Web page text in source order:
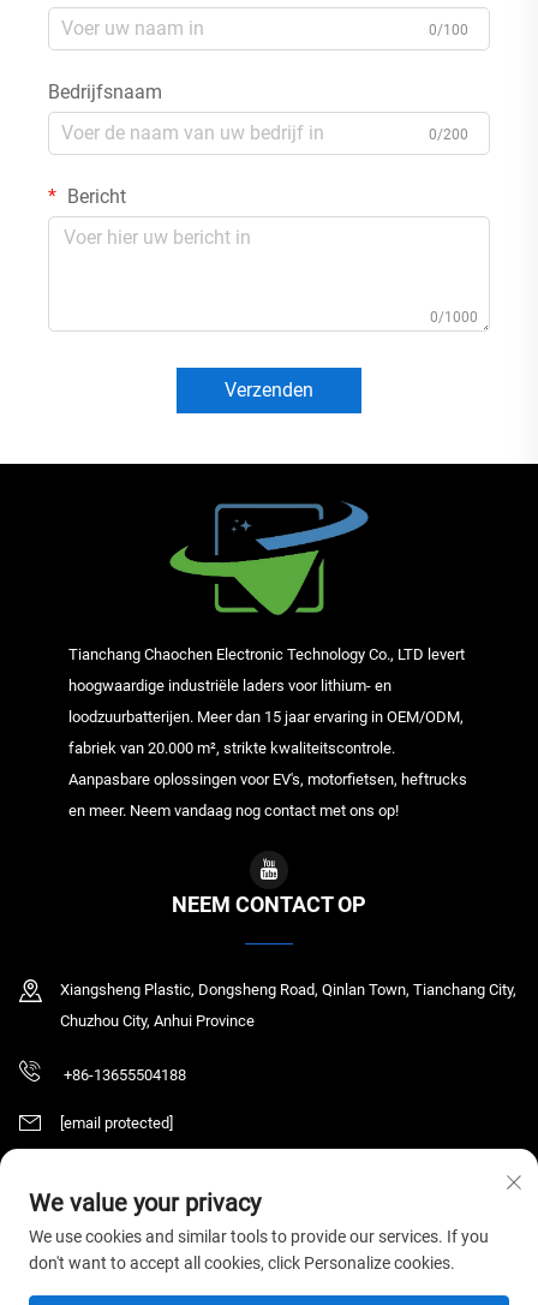
0/100
Bedrijfsnaam
0/200
Bericht
0/1000
Verzenden
Tianchang Chaochen Electronic Technology Co., LTD levert
hoogwaardige industriële laders voor lithium- en
loodzuurbatterijen. Meer dan 15 jaar ervaring in OEM/ODM,
fabriek van 20.000 m², strikte kwaliteitscontrole.
Aanpasbare oplossingen voor EV's, motorfietsen, heftrucks
en meer. Neem vandaag nog contact met ons op!
NEEM CONTACT OP
Xiangsheng Plastic, Dongsheng Road, Qinlan Town, Tianchang City,
Chuzhou City, Anhui Province
+86-13655504188
[email protected]
Copyright © 2026 Tianchang Chaochen Electronic Technology Co., LTD. Alle
rechten voorbehouden. Privacybeleid
We value your privacy
We use cookies and similar tools to provide our services. If you
don't want to accept all cookies, click Personalize cookies.